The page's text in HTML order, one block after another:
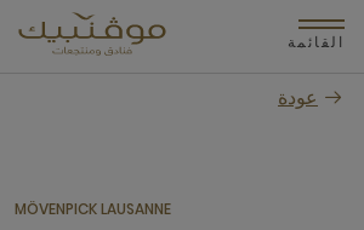
القائمة
عودة
MÖVENPICK LAUSANNE